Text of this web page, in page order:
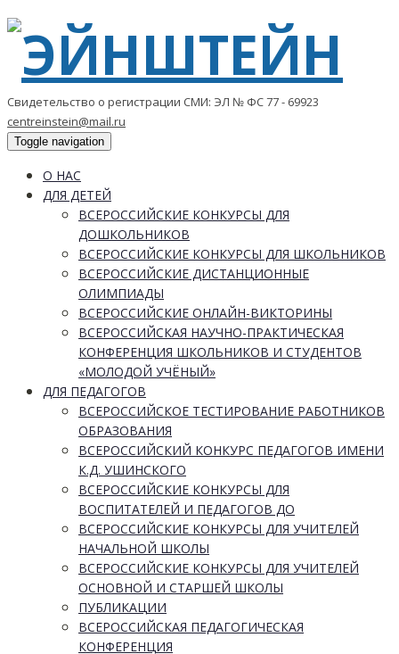
Свидетельство о регистрации СМИ: ЭЛ № ФС 77 - 69923
centreinstein@mail.ru
Toggle navigation
О НАС
ДЛЯ ДЕТЕЙ
ВСЕРОССИЙСКИЕ КОНКУРСЫ ДЛЯ
ДОШКОЛЬНИКОВ
ВСЕРОССИЙСКИЕ КОНКУРСЫ ДЛЯ ШКОЛЬНИКОВ
ВСЕРОССИЙСКИЕ ДИСТАНЦИОННЫЕ
ОЛИМПИАДЫ
ВСЕРОССИЙСКИЕ ОНЛАЙН-ВИКТОРИНЫ
ВСЕРОССИЙСКАЯ НАУЧНО-ПРАКТИЧЕСКАЯ
КОНФЕРЕНЦИЯ ШКОЛЬНИКОВ И СТУДЕНТОВ
«МОЛОДОЙ УЧЁНЫЙ»
ДЛЯ ПЕДАГОГОВ
ВСЕРОССИЙСКОЕ ТЕСТИРОВАНИЕ РАБОТНИКОВ
ОБРАЗОВАНИЯ
ВСЕРОССИЙСКИЙ КОНКУРС ПЕДАГОГОВ ИМЕНИ
К.Д. УШИНСКОГО
ВСЕРОССИЙСКИЕ КОНКУРСЫ ДЛЯ
ВОСПИТАТЕЛЕЙ И ПЕДАГОГОВ ДО
ВСЕРОССИЙСКИЕ КОНКУРСЫ ДЛЯ УЧИТЕЛЕЙ
НАЧАЛЬНОЙ ШКОЛЫ
ВСЕРОССИЙСКИЕ КОНКУРСЫ ДЛЯ УЧИТЕЛЕЙ
ОСНОВНОЙ И СТАРШЕЙ ШКОЛЫ
ПУБЛИКАЦИИ
ВСЕРОССИЙСКАЯ ПЕДАГОГИЧЕСКАЯ
КОНФЕРЕНЦИЯ